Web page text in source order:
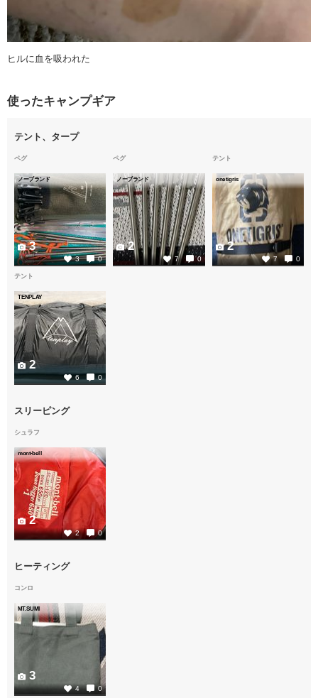
ヒルに血を吸われた
使ったキャンプギア
テント、タープ
ペグ
ノーブランド
3 0
3
ペグ
ノーブランド
7 0
2
テント
onetigris
7 0
2
テント
TENPLAY
6 0
2
スリーピング
シュラフ
mont-bell
2 0
2
ヒーティング
コンロ
MT.SUMI
4 0
3